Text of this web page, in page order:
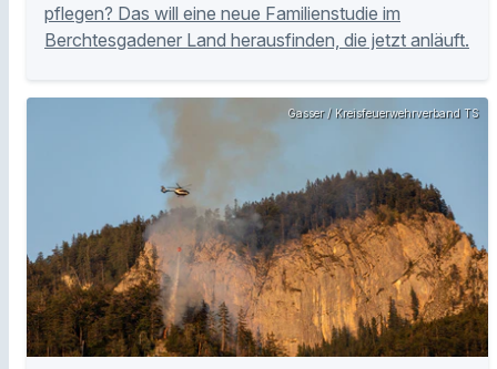
pflegen? Das will eine neue Familienstudie im
Berchtesgadener Land herausfinden, die jetzt anläuft.
Gasser / Kreisfeuerwehrverband TS